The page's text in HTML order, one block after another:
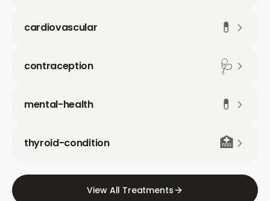
cardiovascular 💊
contraception 🩺
mental-health 💊
thyroid-condition 🏥
View All Treatments